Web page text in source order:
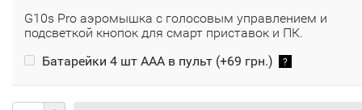
G10s Pro аэромышка с голосовым управлением и
подсветкой кнопок для смарт приставок и ПК.
Батарейки 4 шт ААА в пульт (+69 грн.) ?